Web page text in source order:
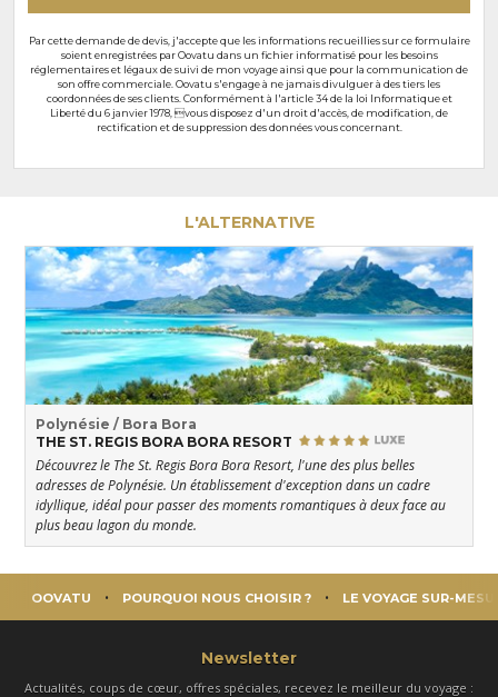
Par cette demande de devis, j'accepte que les informations recueillies sur ce formulaire
soient enregistrées par Oovatu dans un fichier informatisé pour les besoins
réglementaires et légaux de suivi de mon voyage ainsi que pour la communication de
son offre commerciale. Oovatu s'engage à ne jamais divulguer à des tiers les
coordonnées de ses clients. Conformément à l'article 34 de la loi Informatique et
Liberté du 6 janvier 1978, vous disposez d'un droit d'accès, de modification, de
rectification et de suppression des données vous concernant.
L'ALTERNATIVE
Polynésie / Bora Bora
THE ST. REGIS BORA BORA RESORT
Découvrez le The St. Regis Bora Bora Resort, l'une des plus belles
adresses de Polynésie. Un établissement d'exception dans un cadre
idyllique, idéal pour passer des moments romantiques à deux face au
plus beau lagon du monde.
OOVATU POURQUOI NOUS CHOISIR ? LE VOYAGE SUR-
Newsletter
Actualités, coups de cœur, offres spéciales, recevez le meilleur du voyage :